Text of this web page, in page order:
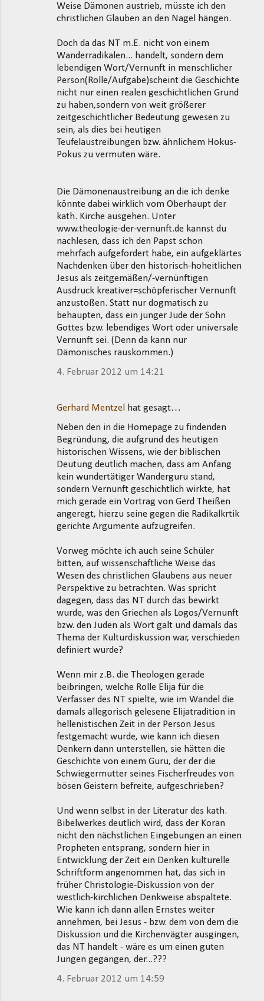
Weise Dämonen austrieb, müsste ich den
christlichen Glauben an den Nagel hängen.
Doch da das NT m.E. nicht von einem
Wanderradikalen... handelt, sondern dem
lebendigen Wort/Vernunft in menschlicher
Person(Rolle/Aufgabe)scheint die Geschichte
nicht nur einen realen geschichtlichen Grund
zu haben,sondern von weit größerer
zeitgeschichtlicher Bedeutung gewesen zu
sein, als dies bei heutigen
Teufelaustreibungen bzw. ähnlichem Hokus-
Pokus zu vermuten wäre.
Die Dämonenaustreibung an die ich denke
könnte dabei wirklich vom Oberhaupt der
kath. Kirche ausgehen. Unter
www.theologie-der-vernunft.de kannst du
nachlesen, dass ich den Papst schon
mehrfach aufgefordert habe, ein aufgeklärtes
Nachdenken über den historisch-hoheitlichen
Jesus als zeitgemäßen/-vernünftigen
Ausdruck kreativer=schöpferischer Vernunft
anzustoßen. Statt nur dogmatisch zu
behaupten, dass ein junger Jude der Sohn
Gottes bzw. lebendiges Wort oder universale
Vernunft sei. (Denn da kann nur
Dämonisches rauskommen.)
4. Februar 2012 um 14:21
Gerhard Mentzel
hat gesagt…
Neben den in die Homepage zu findenden
Begründung, die aufgrund des heutigen
historischen Wissens, wie der biblischen
Deutung deutlich machen, dass am Anfang
kein wundertätiger Wanderguru stand,
sondern Vernunft geschichtlich wirkte, hat
mich gerade ein Vortrag von Gerd Theißen
angeregt, hierzu seine gegen die Radikalkrtik
gerichte Argumente aufzugreifen.
Vorweg möchte ich auch seine Schüler
bitten, auf wissenschaftliche Weise das
Wesen des christlichen Glaubens aus neuer
Perspektive zu betrachten. Was spricht
dagegen, dass das NT durch das bewirkt
wurde, was den Griechen als Logos/Vernunft
bzw. den Juden als Wort galt und damals das
Thema der Kulturdiskussion war, verschieden
definiert wurde?
Wenn mir z.B. die Theologen gerade
beibringen, welche Rolle Elija für die
Verfasser des NT spielte, wie im Wandel die
damals allegorisch gelesene Elijatradition in
hellenistischen Zeit in der Person Jesus
festgemacht wurde, wie kann ich diesen
Denkern dann unterstellen, sie hätten die
Geschichte von einem Guru, der der die
Schwiegermutter seines Fischerfreudes von
bösen Geistern befreite, aufgeschrieben?
Und wenn selbst in der Literatur des kath.
Bibelwerkes deutlich wird, dass der Koran
nicht den nächstlichen Eingebungen an einen
Propheten entsprang, sondern hier in
Entwicklung der Zeit ein Denken kulturelle
Schriftform angenommen hat, das sich in
früher Christologie-Diskussion von der
westlich-kirchlichen Denkweise abspaltete.
Wie kann ich dann allen Ernstes weiter
annehmen, bei Jesus - bzw. dem von dem die
Diskussion und die Kirchenvägter ausgingen,
das NT handelt - wäre es um einen guten
Jungen gegangen, der...???
4. Februar 2012 um 14:59